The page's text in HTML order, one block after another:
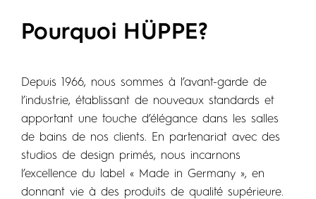
Pourquoi HÜPPE?
Depuis 1966, nous sommes à l’avant-garde de
l’industrie, établissant de nouveaux standards et
apportant une touche d’élégance dans les salles
de bains de nos clients. En partenariat avec des
studios de design primés, nous incarnons
l’excellence du label « Made in Germany », en
donnant vie à des produits de qualité supérieure.